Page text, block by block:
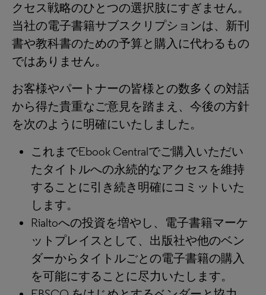
クセス戦略のひとつの選択肢にすぎません。
当社の電子書籍サブスクリプションは、新刊
書や教科書のための予算と購入に代わるもの
ではありません。
お客様やパートナーの皆様との数多くの対話
から得た貴重なご意見を踏まえ、今後の方針
を次のように明確にいたしました。
これまでEbook Centralでご購入いただい
たタイトルへの永続的なアクセスを維持
することに引き続き明確にコミットいた
します。
Rialtoへの投資を増やし、電子書籍マーケ
ットプレイスとして、出版社や他のベン
ダーからタイトルごとの電子書籍の購入
を可能にすることに尽力いたします。